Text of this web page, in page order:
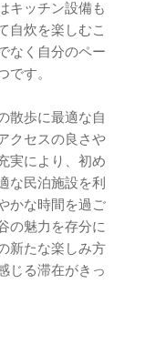
キッチン設備も
自炊を楽しむこ
なく自分のペー
です。
散歩に最適な自
クセスの良さや
実により、初め
な民泊施設を利
かな時間を過ご
の魅力を存分に
新たな楽しみ方
じる滞在がきっ